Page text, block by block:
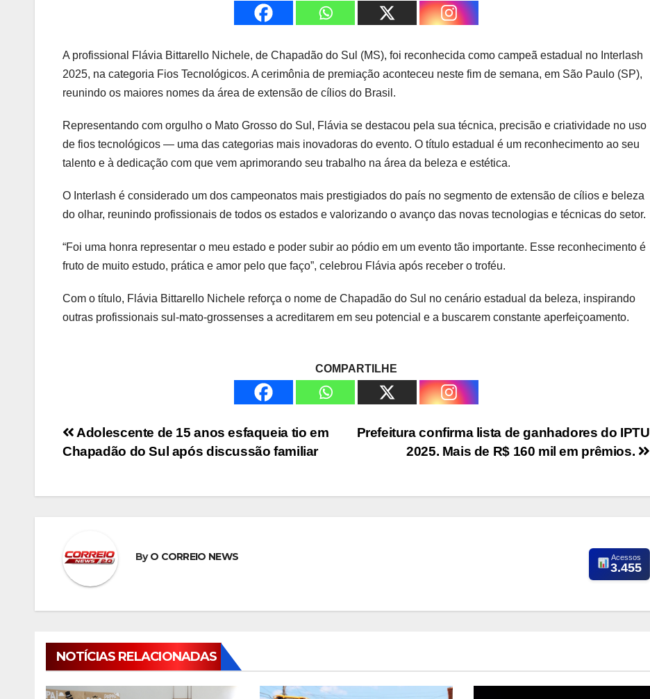
A profissional Flávia Bittarello Nichele, de Chapadão do Sul (MS), foi reconhecida como campeã estadual no Interlash
2025, na categoria Fios Tecnológicos. A cerimônia de premiação aconteceu neste fim de semana, em São Paulo (SP),
reunindo os maiores nomes da área de extensão de cílios do Brasil.
Representando com orgulho o Mato Grosso do Sul, Flávia se destacou pela sua técnica, precisão e criatividade no uso
de fios tecnológicos — uma das categorias mais inovadoras do evento. O título estadual é um reconhecimento ao seu
talento e à dedicação com que vem aprimorando seu trabalho na área da beleza e estética.
O Interlash é considerado um dos campeonatos mais prestigiados do país no segmento de extensão de cílios e beleza
do olhar, reunindo profissionais de todos os estados e valorizando o avanço das novas tecnologias e técnicas do setor.
“Foi uma honra representar o meu estado e poder subir ao pódio em um evento tão importante. Esse reconhecimento é
fruto de muito estudo, prática e amor pelo que faço”, celebrou Flávia após receber o troféu.
Com o título, Flávia Bittarello Nichele reforça o nome de Chapadão do Sul no cenário estadual da beleza, inspirando
outras profissionais sul-mato-grossenses a acreditarem em seu potencial e a buscarem constante aperfeiçoamento.
COMPARTILHE
Navegação
de
Post
Prefeitura confirma lista de ganhadores do IPTU
2025. Mais de R$ 160 mil em prêmios.
Adolescente de 15 anos esfaqueia tio em
Chapadão do Sul após discussão familiar
ByO CORREIO NEWS Acessos
3.455
NOTÍCIAS RELACIONADAS